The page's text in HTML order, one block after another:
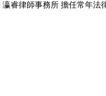
瀛睿律師事務所 擔任常年法